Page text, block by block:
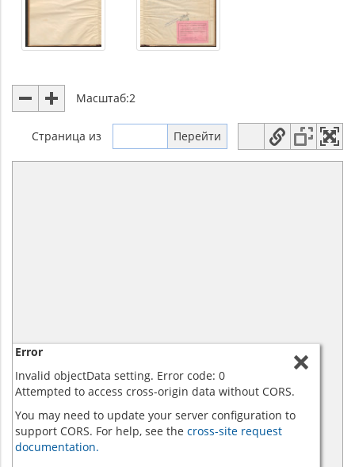
Масштаб:2
Страница из
Error
Invalid objectData setting. Error code: 0
Attempted to access cross-origin data without CORS.
You may need to update your server configuration to
support CORS. For help, see the cross-site request
documentation.